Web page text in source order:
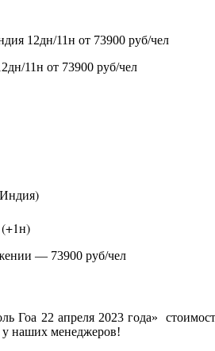
12дн/11н от 73900 руб/чел
11н от 73900 руб/чел
— 73900 руб/чел
Гоа 22 апреля 2023 года»
у наших менеджеров!